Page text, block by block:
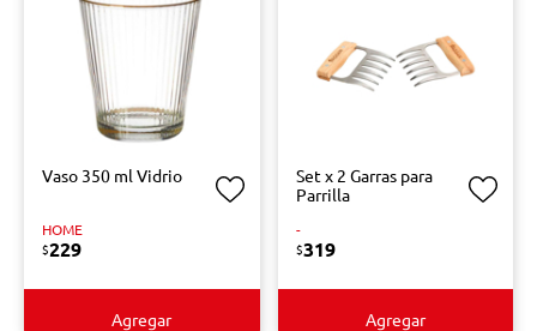
Vaso 350 ml Vidrio
HOME
$229
Agregar
Set x 2 Garras para
Parrilla
-
$319
Agregar